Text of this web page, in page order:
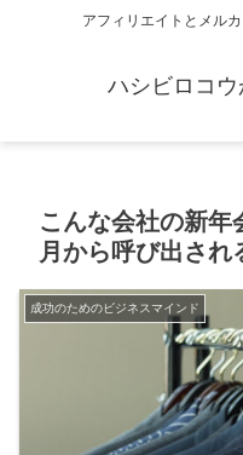
アフィリエイトとメル
ハシビロコ
こんな会社の新年
月から呼び出され
成功のためのビジネスマインド